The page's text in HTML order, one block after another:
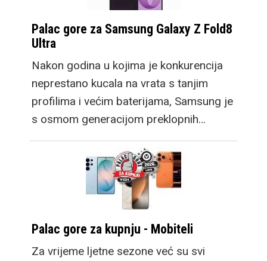
Palac gore za Samsung Galaxy Z Fold8
Ultra
Nakon godina u kojima je konkurencija
neprestano kucala na vrata s tanjim
profilima i većim baterijama, Samsung je
s osmom generacijom preklopnih…
Palac gore za kupnju - Mobiteli
Za vrijeme ljetne sezone već su svi